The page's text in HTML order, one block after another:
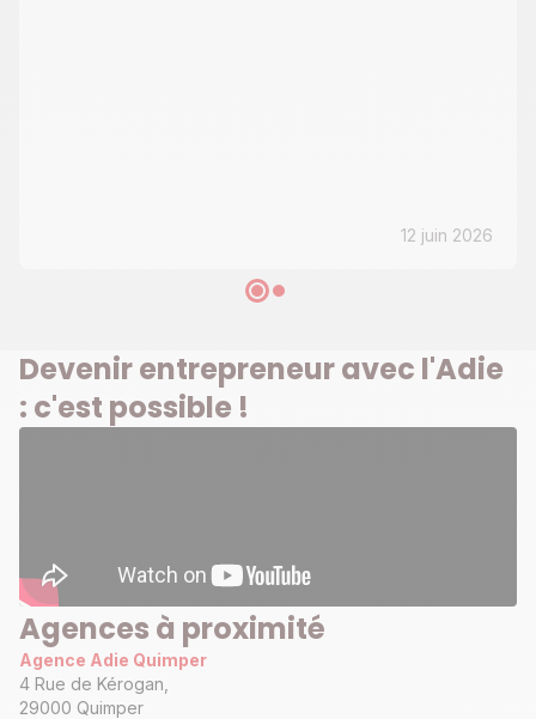
12 juin 2026
Devenir entrepreneur avec l'Adie
: c'est possible !
Agences à proximité
Agence Adie Quimper
4 Rue de Kérogan,
29000 Quimper